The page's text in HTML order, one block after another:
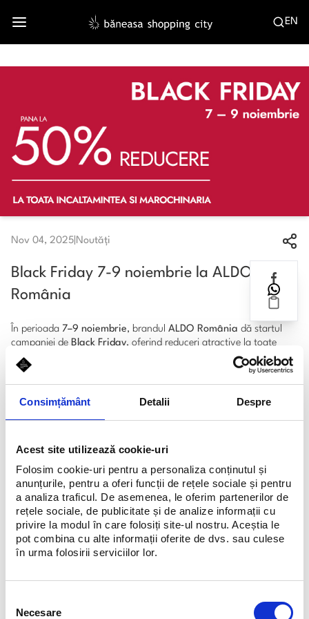
Consimțământ Detalii Despre
Acest site utilizează cookie-uri
Folosim cookie-uri pentru a personaliza conținutul și
anunțurile, pentru a oferi funcții de rețele sociale și pentru
a analiza traficul. De asemenea, le oferim partenerilor de
rețele sociale, de publicitate și de analize informații cu
privire la modul în care folosiți site-ul nostru. Aceștia le
pot combina cu alte informații oferite de dvs. sau culese
în urma folosirii serviciilor lor.
consimțământului
Necesare
EN
Nov 04, 2025 Noutăți
Black Friday 7-9 noiembrie la ALDO
România
În perioada 7–9 noiembrie, brandul ALDO România dă startul
campaniei de Black Friday, oferind reduceri atractive la toate
articolele– de la pantofi, ghete și cizme, până la genți și accesorii.
În magazinele ALDO găsești o selecție variată de articole care
îmbină stilul urban cu eleganța specifică brandului.
ALDOeste un brand global cu peste 2000 de magazineîn lume,
renumit pentru atenția la detalii și designul modern. Parte din
confort și calitate, iar în magazinele sale din
Pentru campania de Black Friday 2025 , unele dintre cele mai
populare produse beneficiază de reduceri de până la 50%. Iată
câteva exemple de oferte de neratat:
Ghete ALDO maro, REBELLIOUS 240, din piele naturala,